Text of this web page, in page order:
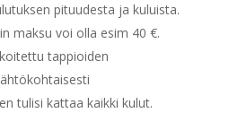
pituudesta ja kuluista.
maksu voi olla esim 40 €.
tappioiden
tulisi kattaa kaikki kulut.